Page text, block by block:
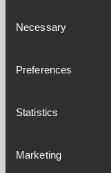
Selection
Necessary
Preferences
Statistics
Marketing
die
Transport